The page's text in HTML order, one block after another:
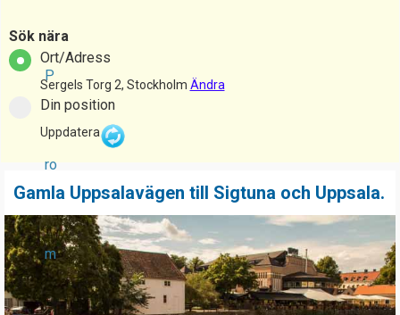
P
ro
m
Sök nära
Ort/Adress
Sergels Torg 2, Stockholm Ändra
Din position
Uppdatera
Gamla Uppsalavägen till Sigtuna och Uppsala.
P
a
g
e